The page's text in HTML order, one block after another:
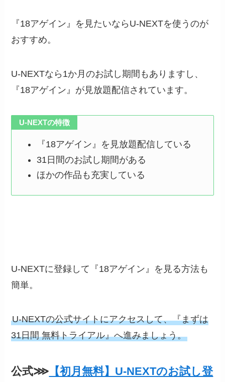
『18アゲイン』を見たいならU-NEXTを使うのが
おすすめ。
U-NEXTなら1か月のお試し期間もありますし、
『18アゲイン』が見放題配信されています。
U-NEXTの特徴
『18アゲイン』を見放題配信している
31日間のお試し期間がある
ほかの作品も充実している
U-NEXTに登録して『18アゲイン』を見る方法も
簡単。
U-NEXTの公式サイトにアクセスして、『まずは
31日間 無料トライアル』へ進みましょう。
公式⋙ 【初月無料】U-NEXTのお試し登